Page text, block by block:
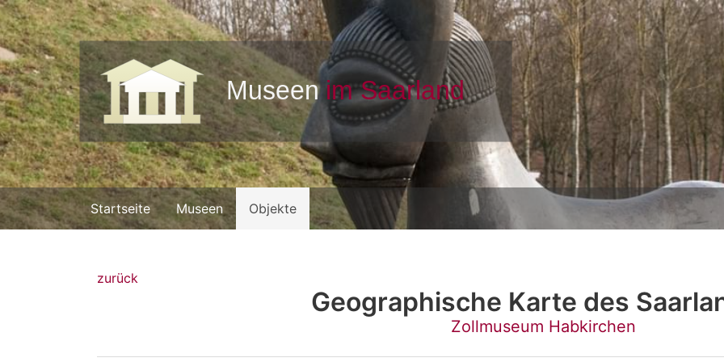
Startseite Museen Objekte
zurück
Geographische Karte des
Zollmuseum Habkirchen